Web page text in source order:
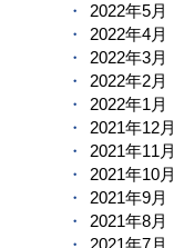
2022年5月
2022年4月
2022年3月
2022年2月
2022年1月
2021年12月
2021年11月
2021年10月
2021年9月
2021年8月